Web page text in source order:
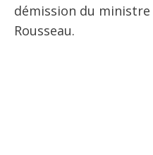
démission du ministre
Rousseau.